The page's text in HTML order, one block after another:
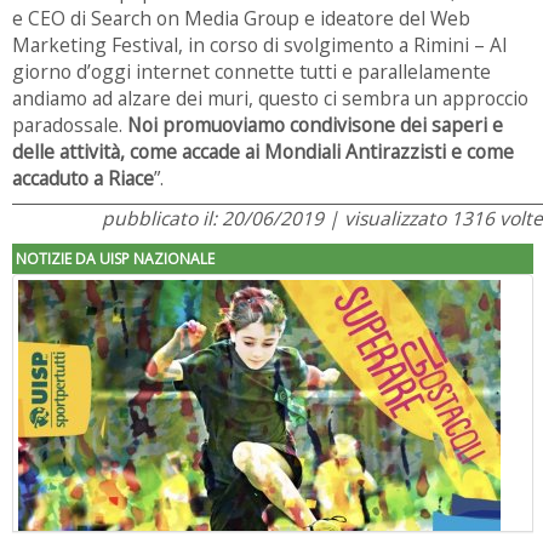
e CEO di Search on Media Group e ideatore del Web
Marketing Festival, in corso di svolgimento a Rimini – Al
giorno d’oggi internet connette tutti e parallelamente
andiamo ad alzare dei muri, questo ci sembra un approccio
paradossale. Noi promuoviamo condivisone dei saperi e
delle attività, come accade ai Mondiali Antirazzisti e come
accaduto a Riace”.
pubblicato il: 20/06/2019 | visualizzato 1316 volte
NOTIZIE DA UISP NAZIONALE